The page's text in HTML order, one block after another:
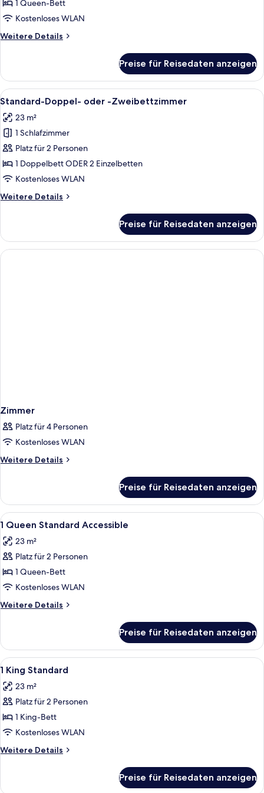
Bett
1 Queen-Bett
Kostenloses WLAN
Weitere Details
Weitere
1
Queen-
Bett
Preise für Reisedaten anzeigen
Alle
Fotos
für
Standard-
Doppel-
oder
-
anzeigen
Ein modernes Hotelzimmer mit
8
Standard-Doppel- oder -Zweibettzimmer
23 m²
1 Schlafzimmer
Platz für 2 Personen
1 Doppelbett ODER 2 Einzelbetten
Kostenloses WLAN
Weitere Details
Weitere
Doppel-
oder
-
Preise für Reisedaten anzeigen
Zimmer
Platz für 4 Personen
Kostenloses WLAN
Weitere Details
Weitere
Preise für Reisedaten anzeigen
Alle
Fotos
für
1
Queen
Standard
Accessible
anzeigen
Hochwertige Bettwaren,
6
1 Queen Standard Accessible
23 m²
Platz für 2 Personen
1 Queen-Bett
Kostenloses WLAN
Weitere Details
Weitere
Queen
Standard
Accessible
Preise für Reisedaten anzeigen
Alle
Fotos
für
1
King
Standard
anzeigen
Hochwertige Bettwaren,
8
1 King Standard
23 m²
Platz für 2 Personen
1 King-Bett
Kostenloses WLAN
Weitere Details
Weitere
Preise für Reisedaten anzeigen